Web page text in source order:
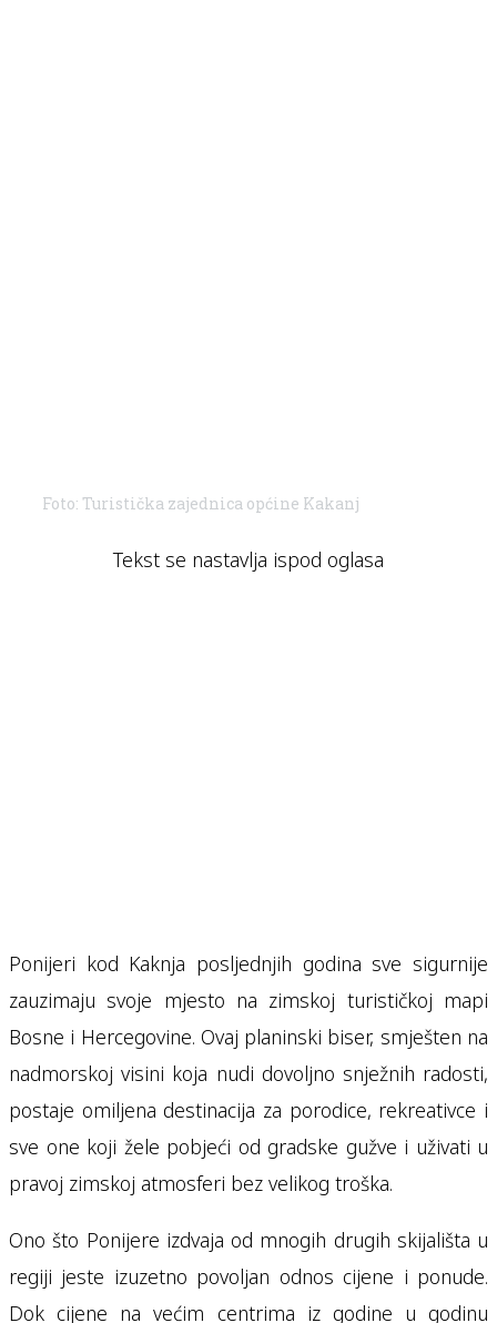
Foto: Turistička zajednica općine Kakanj
Tekst se nastavlja ispod oglasa
Ponijeri kod Kaknja posljednjih godina sve sigurnije
zauzimaju svoje mjesto na zimskoj turističkoj mapi
Bosne i Hercegovine. Ovaj planinski biser, smješten na
nadmorskoj visini koja nudi dovoljno snježnih radosti,
postaje omiljena destinacija za porodice, rekreativce i
sve one koji žele pobjeći od gradske gužve i uživati u
pravoj zimskoj atmosferi bez velikog troška.
Ono što Ponijere izdvaja od mnogih drugih skijališta u
regiji jeste izuzetno povoljan odnos cijene i ponude.
Dok cijene na većim centrima iz godine u godinu